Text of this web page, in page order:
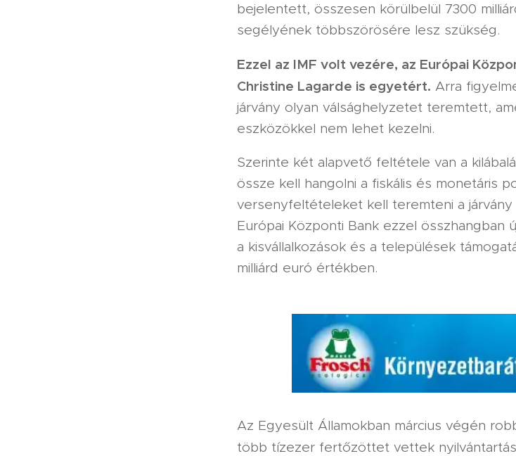
bejelentett, összesen körülbelül 7300
segélyének többszörösére lesz szükség.
Ezzel az IMF volt vezére, az Európai
Christine Lagarde is egyetért. Arra
járvány olyan válsághelyzetet teremtett,
eszközökkel nem lehet kezelni.
Szerinte két alapvető feltétele van a
össze kell hangolni a fiskális és monetáris
versenyfeltételeket kell teremteni a
Európai Központi Bank ezzel
a kisvállalkozások és a települések
milliárd euró értékben.
Az Egyesült Államokban március végén
több tízezer fertőzöttet vettek